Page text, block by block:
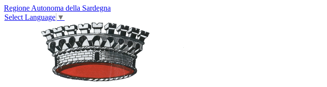
Regione Autonoma della Sardegna
Select Language ▼